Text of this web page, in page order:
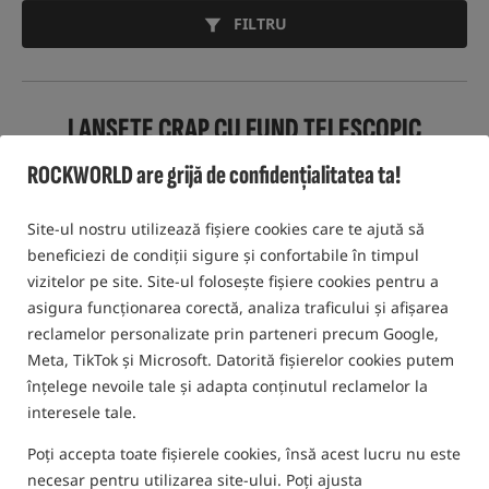
ROCKWORLD are grijă de confidențialitatea ta!
Site-ul nostru utilizează fișiere cookies care te ajută să
beneficiezi de condiții sigure și confortabile în timpul
vizitelor pe site. Site-ul folosește fișiere cookies pentru a
asigura funcționarea corectă, analiza traficului și afișarea
reclamelor personalizate prin parteneri precum Google,
Meta, TikTok și Microsoft. Datorită fișierelor cookies putem
înțelege nevoile tale și adapta conținutul reclamelor la
interesele tale.
Poți accepta toate fișierele cookies, însă acest lucru nu este
necesar pentru utilizarea site-ului. Poți ajusta
FILTRU
LANSETE CRAP CU FUND TELESCOPIC
Oferta speciala
Nash Scope OPS - Olive
Duplon
Lansetă pentru crap cu mâner telescopic
Pretul categoriei:1 182,25/
-14%
Oferta speciala
Nash Scope Black Ops Rods
Lansetă Nash Scope
Pretul categoriei: 1 536,92 / -8%
Preț minim de la 30 de zile